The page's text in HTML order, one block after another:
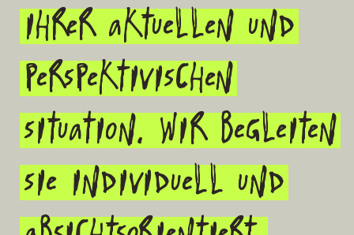
Ihrer aktuellen und
perspektivischen
Situation. Wir begleiten
Sie individuell und